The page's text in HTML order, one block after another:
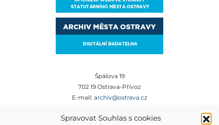
Spravovat Souhlas s cookies
Špálova 19
702 19 Ostrava-Přívoz
E-mail: archiv@ostrava.cz